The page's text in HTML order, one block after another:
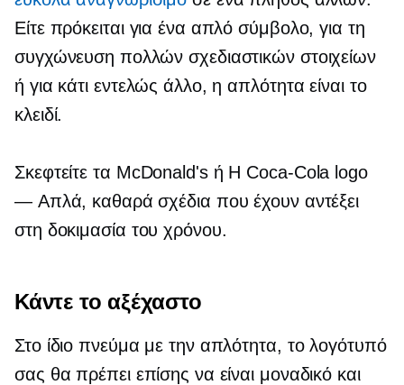
Είτε πρόκειται για ένα απλό σύμβολο, για τη
συγχώνευση πολλών σχεδιαστικών στοιχείων
ή για κάτι εντελώς άλλο, η απλότητα είναι το
κλειδί.
Σκεφτείτε τα McDonald's ή Η Coca-Cola logo
— Απλά, καθαρά σχέδια που έχουν αντέξει
στη δοκιμασία του χρόνου.
Κάντε το αξέχαστο
Στο ίδιο πνεύμα με την απλότητα, το λογότυπό
σας θα πρέπει επίσης να είναι μοναδικό και